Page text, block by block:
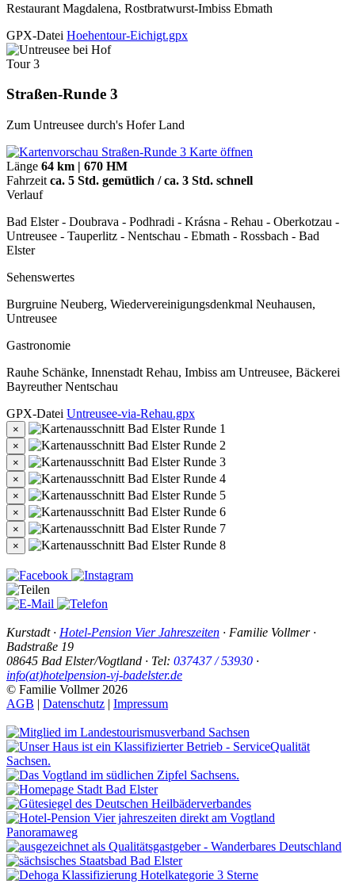
Restaurant Magdalena, Rostbratwurst-Imbiss Ebmath
GPX-Datei Hoehentour-Eichigt.gpx
Tour 3
Straßen-Runde 3
Zum Untreusee durch's Hofer Land
Karte öffnen
Länge 64 km | 670 HM
Fahrzeit ca. 5 Std. gemütlich / ca. 3 Std. schnell
Verlauf
Bad Elster - Doubrava - Podhradi - Krásna - Rehau - Oberkotzau -
Untreusee - Tauperlitz - Nentschau - Ebmath - Rossbach - Bad
Elster
Sehenswertes
Burgruine Neuberg, Wiedervereinigungsdenkmal Neuhausen,
Untreusee
Gastronomie
Rauhe Schänke, Innenstadt Rehau, Imbiss am Untreusee, Bäckerei
Bayreuther Nentschau
GPX-Datei Untreusee-via-Rehau.gpx
×
×
×
×
×
×
×
×
Kurstadt· Hotel-Pension Vier Jahreszeiten · Familie Vollmer·
Badstraße 19
08645 Bad Elster/Vogtland · Tel: 037437 / 53930 ·
info(at)hotelpension-vj-badelster.de
© Familie Vollmer 2026
AGB | Datenschutz | Impressum